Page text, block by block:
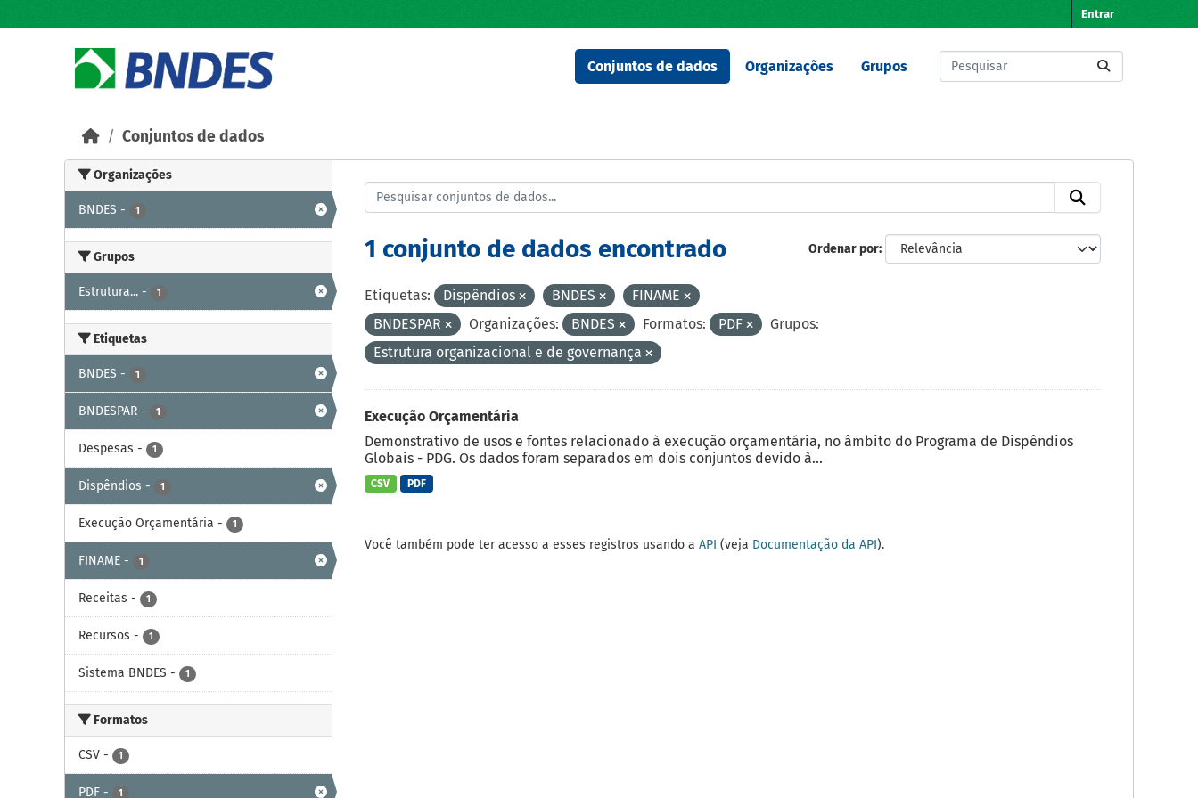
Entrar
Conjuntos de dados Organizações Grupos
Conjuntos de dados
Organizações
BNDES - 1
Grupos
Estrutura... - 1
Etiquetas
BNDES - 1
BNDESPAR - 1
Despesas - 1
Dispêndios - 1
Execução Orçamentária - 1
FINAME - 1
Receitas - 1
Recursos - 1
Sistema BNDES - 1
Formatos
CSV - 1
PDF - 1
Ordenar por
1 conjunto de dados encontrado
Etiquetas: Dispêndios BNDES
FINAME
BNDESPAR
Organizações: BNDES Formatos: PDF
Grupos:
Estrutura organizacional e de governança
Execução Orçamentária
Demonstrativo de usos e fontes relacionado à execução orçamentária, no âmbito do Programa de Dispêndios
Globais - PDG. Os dados foram separados em dois conjuntos devido à...
CSV PDF
Você também pode ter acesso a esses registros usando a API (veja Documentação da API).